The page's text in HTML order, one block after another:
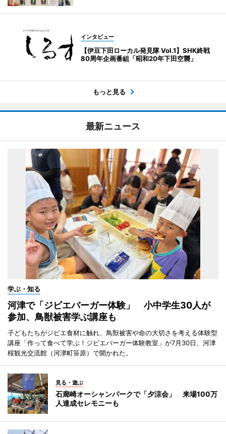
インタビュー
【伊豆下田ローカル発見隊 Vol.1】SHK終戦
80周年企画番組「昭和20年下田空襲」
もっと見る
最新ニュース
学ぶ・知る
河津で「ジビエバーガー体験」 小中学生30人が
参加、鳥獣被害学ぶ講座も
子どもたちがジビエ食材に触れ、鳥獣被害や命の大切さを考える体験型
講座「作って食べて学ぶ！ジビエバーガー体験教室」が7月30日、河津
桜観光交流館（河津町笹原）で開かれた。
見る・遊ぶ
石廊崎オーシャンパークで「夕涼会」 来場100万
人達成セレモニーも